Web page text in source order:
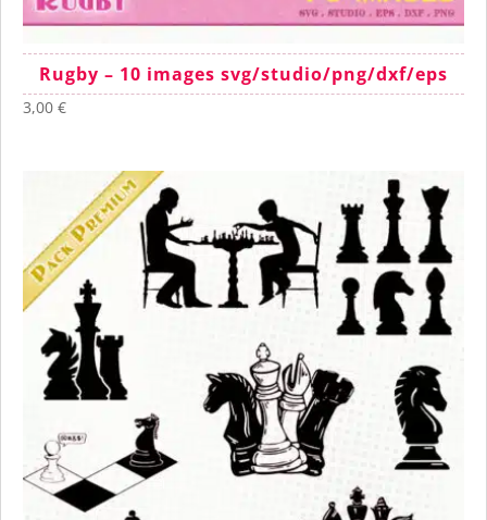
Rugby – 10 images svg/studio/png/dxf/eps
3,00 €